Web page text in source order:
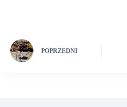
POPRZEDNI